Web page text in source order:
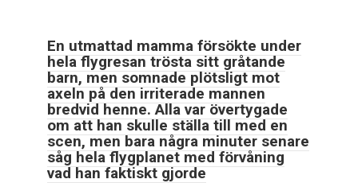
En utmattad mamma försökte under
hela flygresan trösta sitt gråtande
barn, men somnade plötsligt mot
axeln på den irriterade mannen
bredvid henne. Alla var övertygade
om att han skulle ställa till med en
scen, men bara några minuter senare
såg hela flygplanet med förvåning
vad han faktiskt gjorde